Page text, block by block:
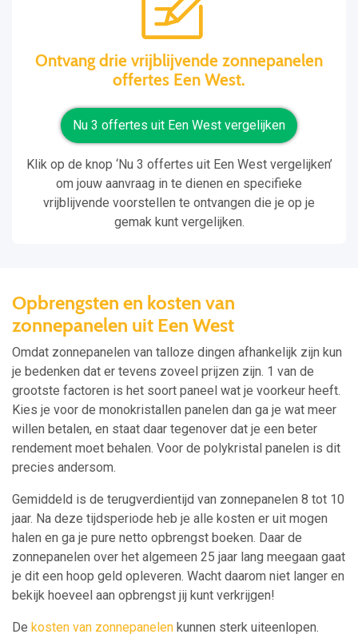
Ontvang drie vrijblijvende zonnepanelen
offertes Een West.
Nu 3 offertes uit Een West vergelijken
Klik op de knop ‘Nu 3 offertes uit Een West vergelijken’
om jouw aanvraag in te dienen en specifieke
vrijblijvende voorstellen te ontvangen die je op je
gemak kunt vergelijken.
Opbrengsten en kosten van
zonnepanelen uit Een West
Omdat zonnepanelen van talloze dingen afhankelijk zijn kun
je bedenken dat er tevens zoveel prijzen zijn. 1 van de
grootste factoren is het soort paneel wat je voorkeur heeft.
Kies je voor de monokristallen panelen dan ga je wat meer
willen betalen, en staat daar tegenover dat je een beter
rendement moet behalen. Voor de polykristal panelen is dit
precies andersom.
Gemiddeld is de terugverdientijd van zonnepanelen 8 tot 10
jaar. Na deze tijdsperiode heb je alle kosten er uit mogen
halen en ga je pure netto opbrengst boeken. Daar de
zonnepanelen over het algemeen 25 jaar lang meegaan gaat
je dit een hoop geld opleveren. Wacht daarom niet langer en
bekijk hoeveel aan opbrengst jij kunt verkrijgen!
De kosten van zonnepanelen kunnen sterk uiteenlopen.